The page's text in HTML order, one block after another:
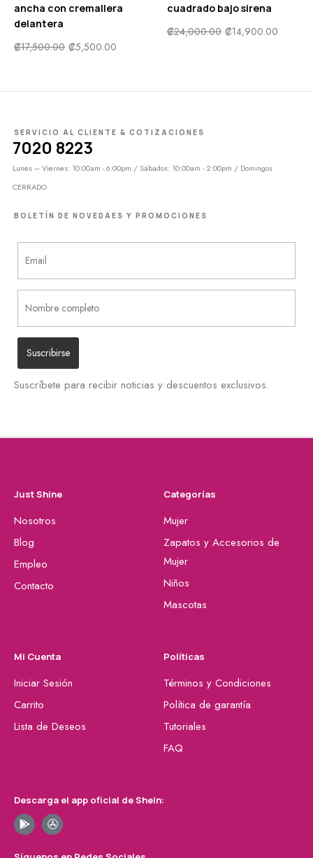
ancha con cremallera
delantera
₡17,500.00 ₡5,500.00
cuadrado bajo sirena
₡24,000.00 ₡14,900.00
SERVICIO AL CLIENTE & COTIZACIONES
7020 8223
Lunes – Viernes: 10:00am - 6:00pm / Sábados: 10:00am - 2:00pm / Domingos
CERRADO
BOLETÍN DE NOVEDAES Y PROMOCIONES
Suscríbete para recibir noticias y descuentos exclusivos.
Just Shine
Nosotros
Blog
Empleo
Contacto
Categorías
Mujer
Zapatos y Accesorios de
Mujer
Niños
Mascotas
Mi Cuenta
Iniciar Sesión
Carrito
Lista de Deseos
Políticas
Términos y Condiciones
Política de garantía
Tutoriales
FAQ
Descarga el app oficial de Shein: